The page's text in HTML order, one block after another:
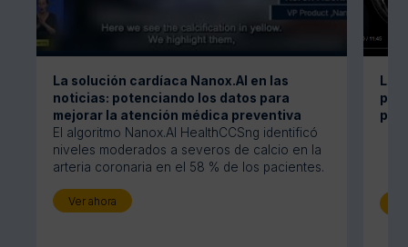
La solución cardíaca Nanox.AI en las
noticias: potenciando los datos para
mejorar la atención médica preventiva
El algoritmo Nanox.AI HealthCCSng identificó
niveles moderados a severos de calcio en la
arteria coronaria en el 58 % de los pacientes.
Ver ahora
La